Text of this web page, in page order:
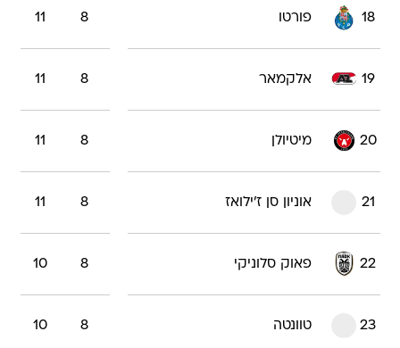
18 פורטו 8
11
19 אלקמאר 8
11
20 מיטיולן 8
11
21 אוניון סן ז'ילואז 8
11
22 פאוק סלוניקי 8
10
23 טוונטה 8
10